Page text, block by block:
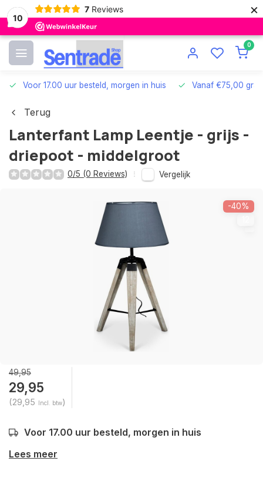
10
7 Reviews ×
0
Voor 17.00 uur besteld, morgen in huis Vanaf €75,00
Terug
Lanterfant Lamp Leentje - grijs -
driepoot - middelgroot
0/5 (0 Reviews) Vergelijk
-40%
49,95
29,95
(29,95 Incl. btw)
Voor 17.00 uur besteld, morgen in huis
Lees meer